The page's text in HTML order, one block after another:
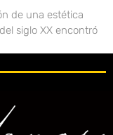
de una estética
siglo XX encontró